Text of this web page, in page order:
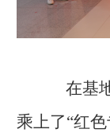
在基
乘上了“红